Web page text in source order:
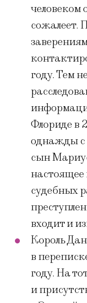
человеком
сожалеет.
году. Тем
Флориде в
однажды с
сын
настоящее
судебных
входит и
Король
в
году. На
и